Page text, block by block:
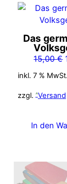
Das
15,00€
inkl. 7 % MwSt.
zzgl. Versand
In den